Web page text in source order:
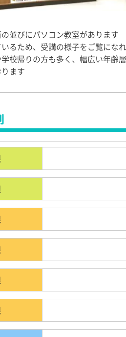
並びにパソコン教室があります
るため、受講の様子をご覧にな
校帰りの方も多く、幅広い年齢
ます